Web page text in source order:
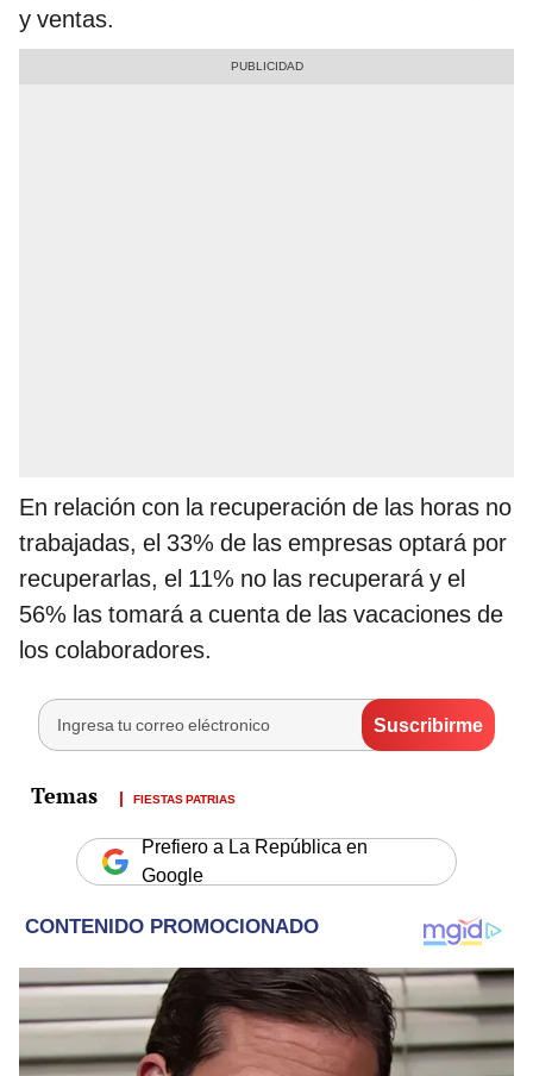
y ventas.
En relación con la recuperación de las horas no
trabajadas, el 33% de las empresas optará por
recuperarlas, el 11% no las recuperará y el
56% las tomará a cuenta de las vacaciones de
los colaboradores.
FIESTAS PATRIAS
Prefiero a La República en
Google